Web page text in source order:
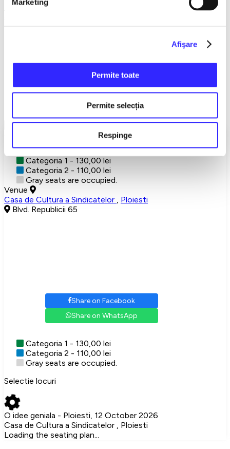
Marketing
Afişare
Permite toate
Permite selecția
Respinge
An irresistible comedy, with savory lines and explosive
NATIONAL
TOUR←←←
Detalii eveniment
Show More
Categoria 1 - 130,00 lei
Categoria 2 - 110,00 lei
Gray seats are occupied.
Venue
Casa de Cultura a Sindicatelor
Ploiesti
Blvd. Republicii 65
Share on Facebook
Share on WhatsApp
Categoria 1 - 130,00 lei
Categoria 2 - 110,00 lei
Gray seats are occupied.
Selectie locuri
O idee geniala - Ploiesti, 12 October 2026
Casa de Cultura a Sindicatelor , Ploiesti
Loading the seating plan...